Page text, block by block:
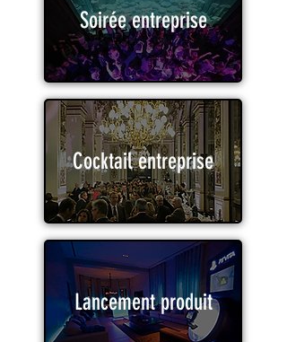
Soirée entreprise
Cocktail entreprise
Lancement produit